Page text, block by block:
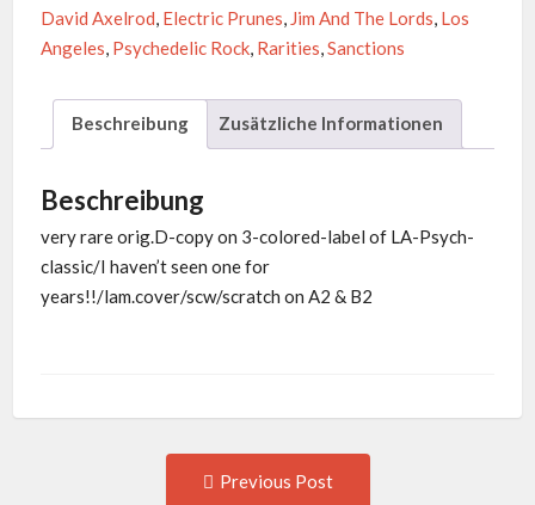
David Axelrod, Electric Prunes, Jim And The Lords, Los
Angeles, Psychedelic Rock, Rarities,Sanctions
Beschreibung Zusätzliche Informationen
Beschreibung
very rare orig.D-copy on 3-colored-label of LA-Psych-
classic/I haven’t seen one for
years!!/lam.cover/scw/scratch on A2 & B2
Previous Post